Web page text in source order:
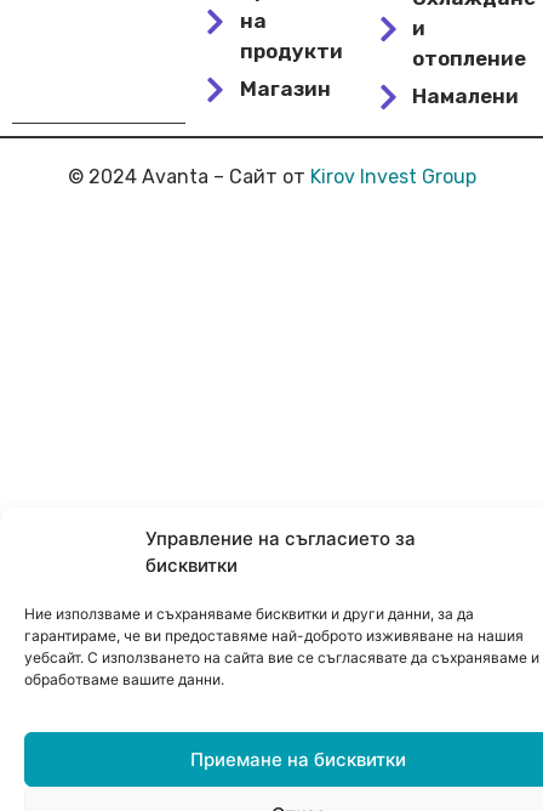
Управление на съгласието за
бисквитки
Ние използваме и съхраняваме бисквитки и други данни, за да
гарантираме, че ви предоставяме най-доброто изживяване на нашия
уебсайт. С използването на сайта вие се съгласявате да съхраняваме и
обработваме вашите данни.
Приемане на бисквитки
на
продукти
Магазин
и
отопление
Намалени
© 2024 Avanta – Сайт от Kirov Invest Group